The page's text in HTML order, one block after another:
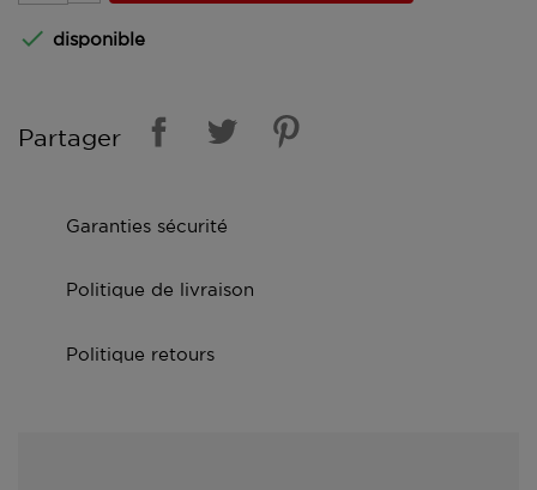
 disponible
Partager
Garanties sécurité
Politique de livraison
Politique retours